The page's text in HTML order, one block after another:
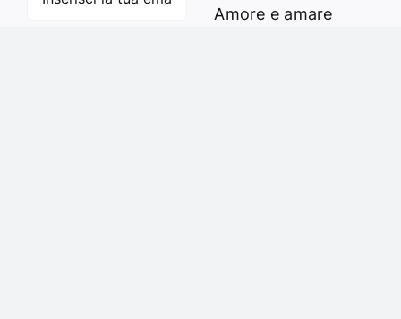
Amore e amare